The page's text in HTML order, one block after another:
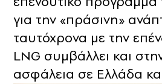
για την «πράσινη»
ταυτόχρονα με την
LNG συμβάλλει και
ασφάλεια σε Ελλάδα